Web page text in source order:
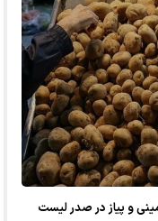
و پیاز در صدر لیست